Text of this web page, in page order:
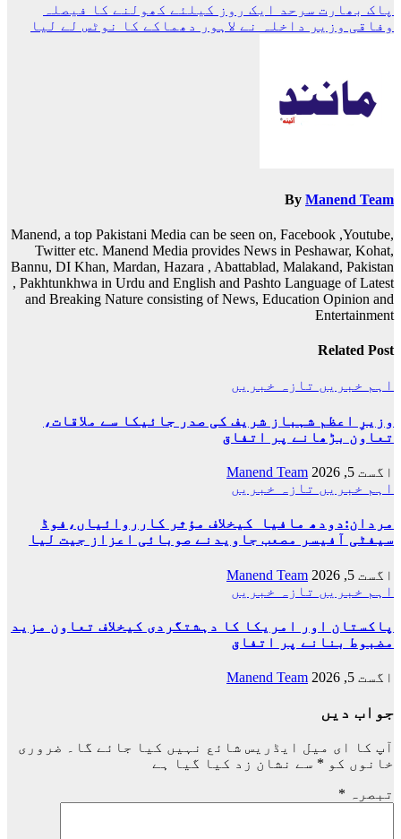
پوسٹوں
کی
پاک بھارت سرحد ایک روز کیلئے کھولنے کا فیصلہ
وفاقی وزیر داخلہ نے لاہور دھماکے کا نوٹس لے لیا
By Manend Team
Manend, a top Pakistani Media can be seen on, Facebook ,Youtube,
Twitter etc. Manend Media provides News in Peshawar, Kohat,
Bannu, DI Khan, Mardan, Hazara , Abattablad, Malakand, Pakistan
, Pakhtunkhwa in Urdu and English and Pashto Language of Latest
and Breaking Nature consisting of News, Education Opinion and
Entertainment
Related Post
اہم خبریں تازہ خبریں
وزیرِ اعظم شہباز شریف کی صدر جائیکا سے ملاقات،
تعاون بڑھانے پر اتفاق
اگست 5, 2026
Manend Team
اہم خبریں تازہ خبریں
مردان:دودھ مافیا کیخلاف مؤثر کارروائیاں،فوڈ
سیفٹی آفیسر مصعب جاویدنے صوبائی اعزاز جیت لیا
اگست 5, 2026
Manend Team
اہم خبریں تازہ خبریں
پاکستان اور امریکا کا دہشتگردی کیخلاف تعاون مزید
مضبوط بنانے پر اتفاق
اگست 5, 2026 Manend Team
جواب دیں
آپ کا ای میل ایڈریس شائع نہیں کیا جائے گا۔
ضروری
خانوں کو * سے نشان زد کیا گیا ہے
تبصرہ *